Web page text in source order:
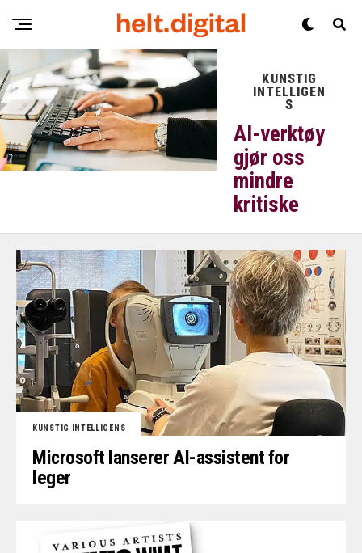
KUNSTIG
INTELLIGEN
S
AI-verktøy
gjør oss
mindre
kritiske
KUNSTIG INTELLIGENS
Microsoft lanserer AI-assistent for
leger